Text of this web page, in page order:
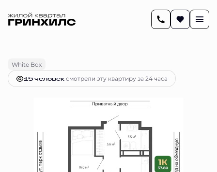
1-комнатная 37.8 м 8 524 420 руб.
White Box
15 человексмотрели эту квартиру за 24 часа